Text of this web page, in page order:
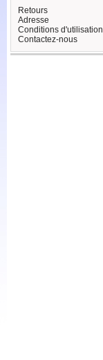
Retours
Adresse
Conditions d'utilisation
Contactez-nous